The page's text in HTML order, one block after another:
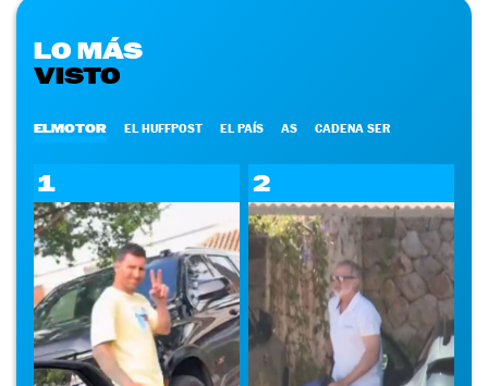
LO MÁS
VISTO
ELMOTOR EL HUFFPOST EL PAÍS AS CADENA SER
1 2